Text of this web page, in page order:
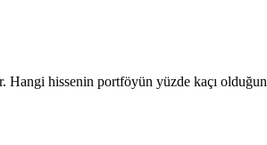
hissenin portföyün yüzde kaçı